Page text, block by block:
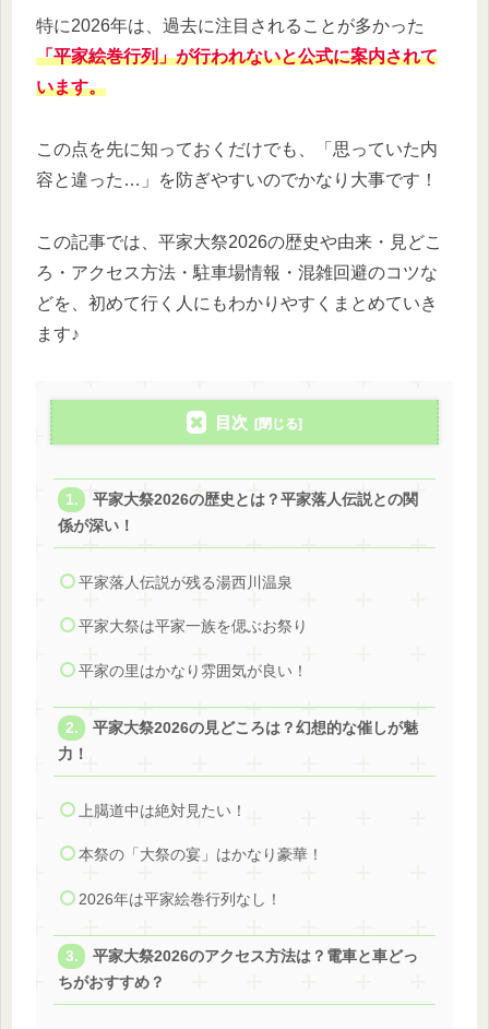
特に2026年は、過去に注目されることが多かった
「平家絵巻行列」が行われないと公式に案内されて
います。
この点を先に知っておくだけでも、「思っていた内
容と違った…」を防ぎやすいのでかなり大事です！
この記事では、平家大祭2026の歴史や由来・見どこ
ろ・アクセス方法・駐車場情報・混雑回避のコツな
どを、初めて行く人にもわかりやすくまとめていき
ます♪
目次
平家大祭2026の歴史とは？平家落人伝説との関
係が深い！
平家落人伝説が残る湯西川温泉
平家大祭は平家一族を偲ぶお祭り
平家の里はかなり雰囲気が良い！
平家大祭2026の見どころは？幻想的な催しが魅
力！
上臈道中は絶対見たい！
本祭の「大祭の宴」はかなり豪華！
2026年は平家絵巻行列なし！
平家大祭2026のアクセス方法は？電車と車どっ
ちがおすすめ？